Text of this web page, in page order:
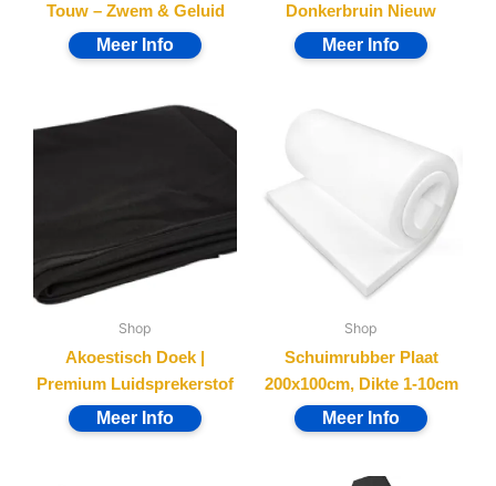
Touw – Zwem & Geluid
Donkerbruin Nieuw
Shop
Akoestisch Doek |
Premium Luidsprekerstof
Shop
Schuimrubber Plaat
200x100cm, Dikte 1-10cm